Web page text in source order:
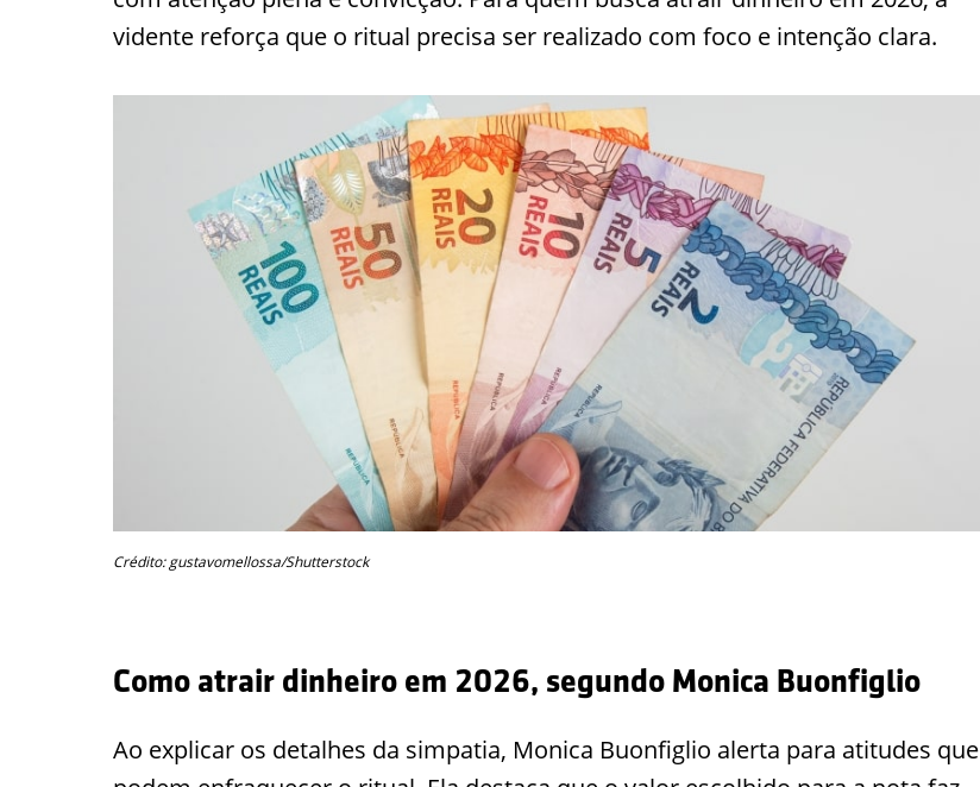
vidente reforça que o ritual precisa ser realizado com foco e intenção clara.
Crédito: gustavomellossa/Shutterstock
Como atrair dinheiro em 2026, segundo Monica Buonfiglio
Ao explicar os detalhes da simpatia, Monica Buonfiglio alerta para atitudes que